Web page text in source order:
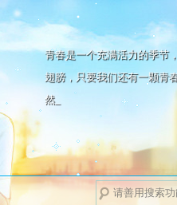
青春是一个充满活力的季节
翅膀，只要我们还有一颗青
然能够如阳光